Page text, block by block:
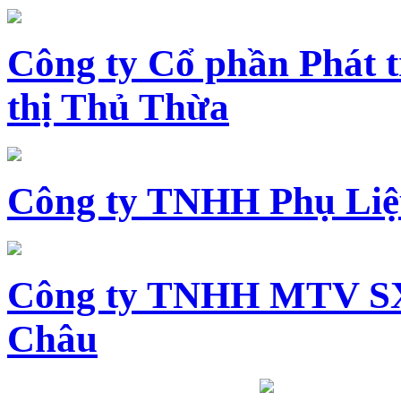
Công ty Cổ phần Phát
thị Thủ Thừa
Công ty TNHH Phụ
Công ty TNHH MTV
Châu